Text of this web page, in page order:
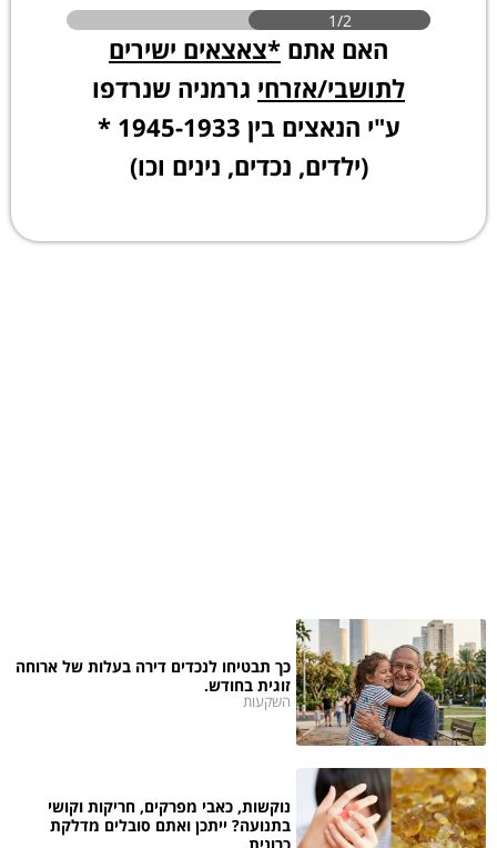
1/2
האם אתם *צאצאים ישירים
לתושבי/אזרחי גרמניה שנרדפו
ע"י הנאצים בין 1945-1933 *
(ילדים, נכדים, נינים וכו)
כך תבטיחו לנכדים דירה בעלות של ארוחה
זוגית בחודש.
השקעות
נוקשות, כאבי מפרקים, חריקות וקושי
בתנועה? ייתכן ואתם סובלים מדלקת